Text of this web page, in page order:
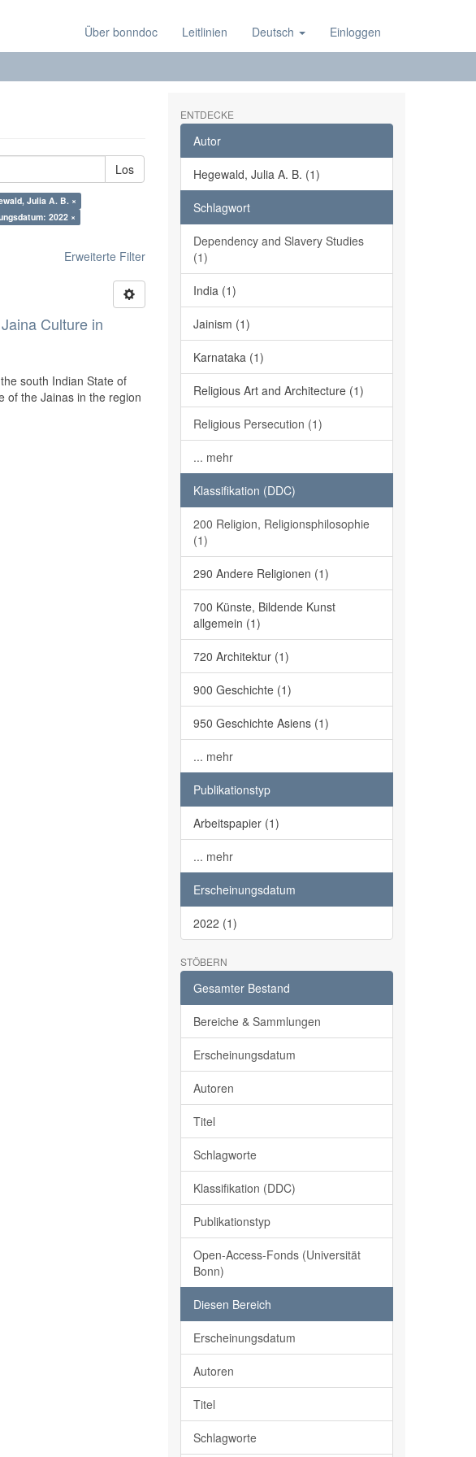
Über bonndoc Leitlinien Deutsch Einloggen
Los
Julia A. B. ×
2022 ×
Erweiterte Filter
Culture in
south Indian State of
of the Jainas in the region
ENTDECKE
Autor
Hegewald, Julia A. B. (1)
Schlagwort
Dependency and Slavery Studies
(1)
India (1)
Jainism (1)
Karnataka (1)
Religious Art and Architecture (1)
Religious Persecution (1)
... mehr
Klassifikation (DDC)
200 Religion, Religionsphilosophie
(1)
290 Andere Religionen (1)
700 Künste, Bildende Kunst
allgemein (1)
720 Architektur (1)
900 Geschichte (1)
950 Geschichte Asiens (1)
... mehr
Publikationstyp
Arbeitspapier (1)
... mehr
Erscheinungsdatum
2022 (1)
STÖBERN
Gesamter Bestand
Bereiche & Sammlungen
Erscheinungsdatum
Autoren
Titel
Schlagworte
Klassifikation (DDC)
Publikationstyp
Open-Access-Fonds (Universität
Bonn)
Diesen Bereich
Erscheinungsdatum
Autoren
Titel
Schlagworte